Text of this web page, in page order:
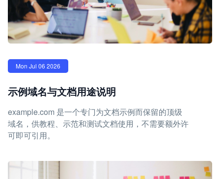
Mon Jul 06 2026
示例域名与文档用途说明
example.com 是一个专门为文档示例而保留的顶级
域名，供教程、示范和测试文档使用，不需要额外许
可即可引用。